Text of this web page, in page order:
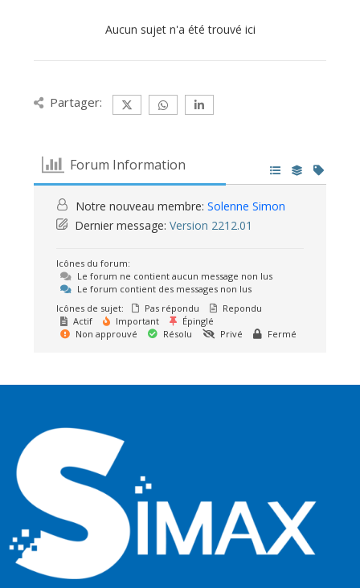
Aucun sujet n'a été trouvé ici
Partager:
Forum Information
Notre nouveau membre:Solenne Simon
Dernier message:Version 2212.01
Icônes du forum:
Le forum ne contient aucun message non lus
Le forum contient des messages non lus
Icônes de sujet:
Pas répondu
Repondu
Actif
Important
Épinglé
Non approuvé
Résolu Privé Fermé